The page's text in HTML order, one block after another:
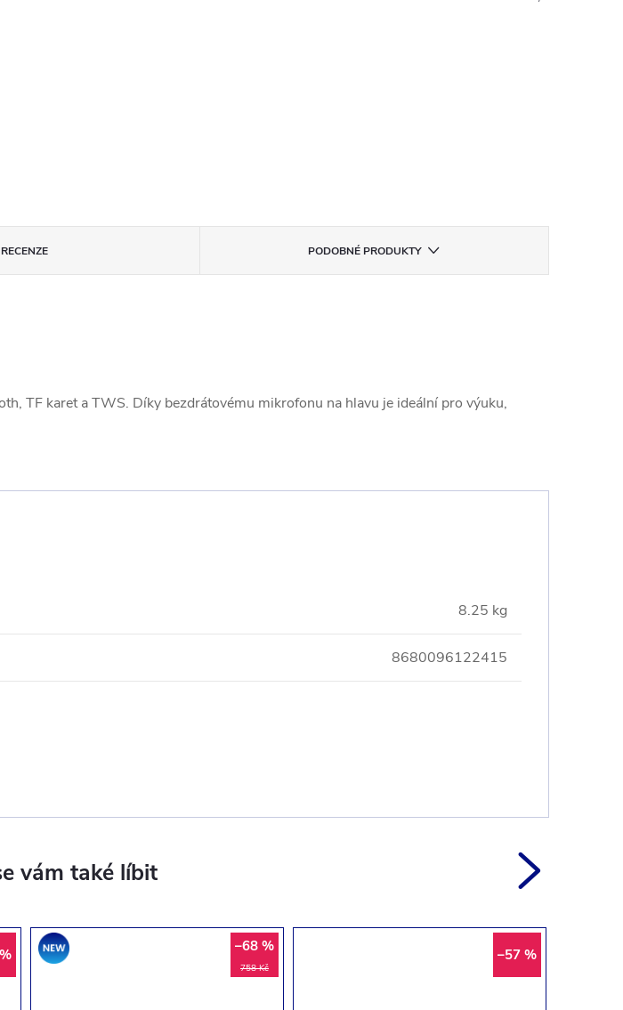
RECENZE PODOBNÉ PRODUKTY
TF karet a TWS. Díky bezdrátovému mikrofonu na hlavu je ideální pro výuku,
8.25 kg
8680096122415
Akce
758 Kč
–68 %
–57 %